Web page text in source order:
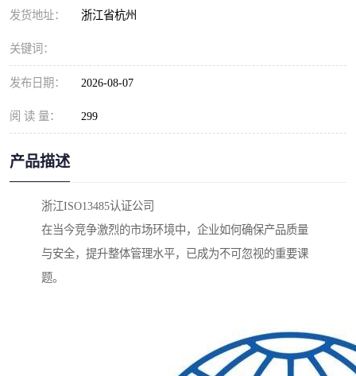
发货地址： 浙江省杭州
关键词：
发布日期： 2026-08-07
阅 读 量： 299
产品描述
浙江ISO13485认证公司
在当今竞争激烈的市场环境中，企业如何确保产品质量
与安全，提升整体管理水平，已成为不可忽视的重要课
题。